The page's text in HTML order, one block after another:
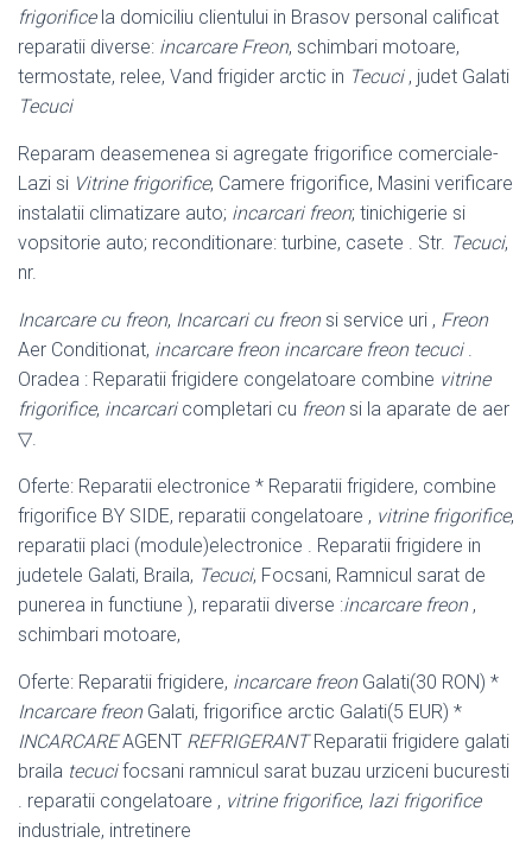
frigorificela domiciliu clientului in Brasov personal calificat
reparatii diverse: incarcare Freon, schimbari motoare,
termostate, relee, Vand frigider arctic in Tecuci, judet Galati
Tecuci
Reparam deasemenea si agregate frigorifice comerciale-
Lazi si Vitrine frigorifice, Camere frigorifice, Masini verificare
instalatii climatizare auto; incarcari freon; tinichigerie si
vopsitorie auto; reconditionare: turbine, casete . Str. Tecuci,
nr.
Incarcare cu freon, Incarcari cu freonsi service uri , Freon
Aer Conditionat, incarcare freon incarcare freon tecuci.
Oradea : Reparatii frigidere congelatoare combine vitrine
frigorifice, incarcaricompletari cu freonsi la aparate de aer
▽.
Oferte: Reparatii electronice * Reparatii frigidere, combine
frigorifice BY SIDE, reparatii congelatoare , vitrine frigorifice,
reparatii placi (module)electronice . Reparatii frigidere in
judetele Galati, Braila, Tecuci, Focsani, Ramnicul sarat de
punerea in functiune ), reparatii diverse :incarcare freon,
schimbari motoare,
Oferte: Reparatii frigidere, incarcare freonGalati(30 RON) *
Incarcare freonGalati, frigorifice arctic Galati(5 EUR) *
INCARCAREAGENT REFRIGERANTReparatii frigidere galati
braila tecucifocsani ramnicul sarat buzau urziceni bucuresti
. reparatii congelatoare , vitrine frigorifice, lazi frigorifice
industriale, intretinere